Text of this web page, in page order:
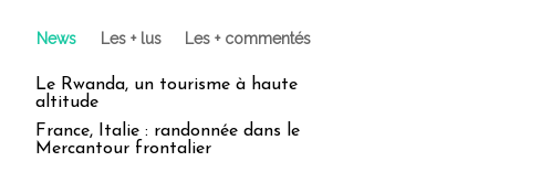
News Les + lus Les + commentés
Le Rwanda, un tourisme à haute
altitude
France, Italie : randonnée dans le
Mercantour frontalier